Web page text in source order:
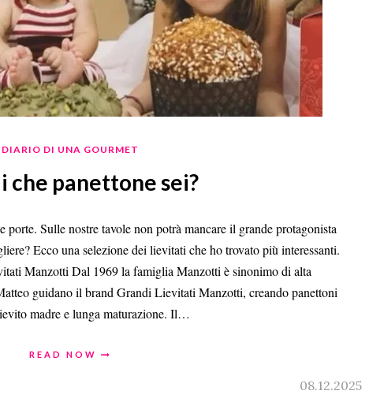
DIARIO DI UNA GOURMET
che panettone sei?
Sulle nostre tavole non potrà mancare il grande protagonista
Ecco una selezione dei lievitati che ho trovato più interessanti.
Manzotti Dal 1969 la famiglia Manzotti è sinonimo di alta
guidano il brand Grandi Lievitati Manzotti, creando panettoni
madre e lunga maturazione. Il…
READ NOW
08.12.2025